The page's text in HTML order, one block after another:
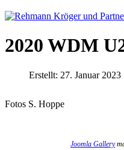
2020 WDM
Erstellt: 27. Januar 2023
Fotos S. Hoppe
Joomla Gallery